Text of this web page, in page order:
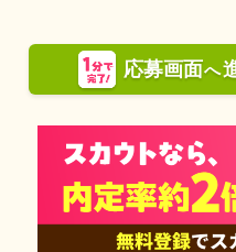
応募画面へ